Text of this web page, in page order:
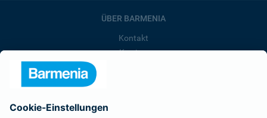
ÜBER BARMENIA
Kontakt
Karriere
Affiliate-Partner werden